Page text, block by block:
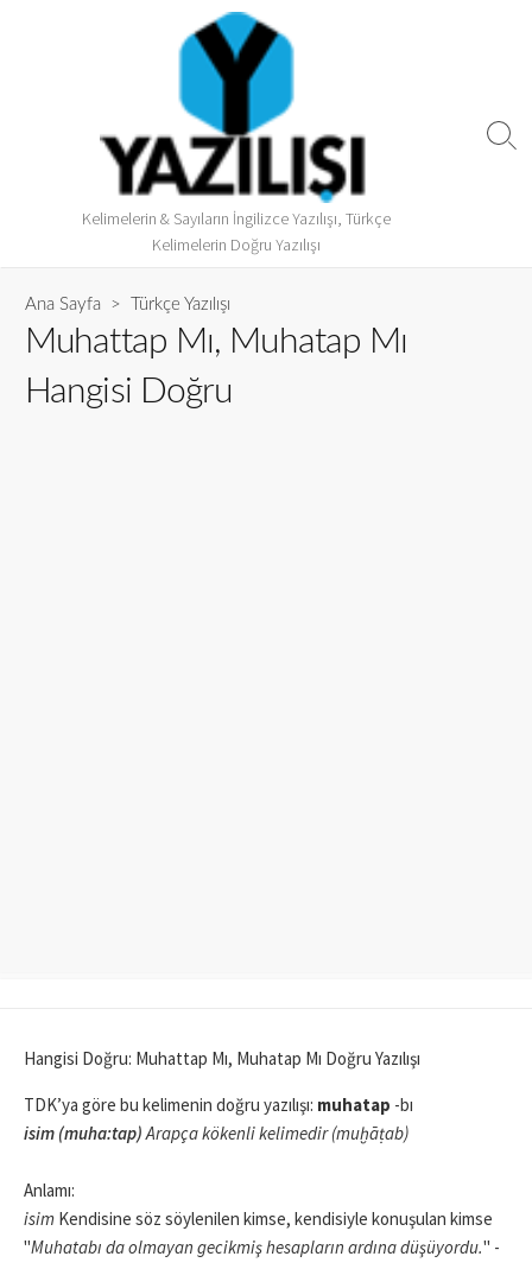
Kelimelerin & Sayıların İngilizce Yazılışı, Türkçe
Kelimelerin Doğru Yazılışı
Ana Sayfa > Türkçe Yazılışı
Muhattap Mı, Muhatap Mı
Hangisi Doğru
Hangisi Doğru: Muhattap Mı, Muhatap Mı Doğru Yazılışı
TDK’ya göre bu kelimenin doğru yazılışı: muhatap -bı
isim (muha:tap)Arapça kökenli kelimedir (muḫāṭab)
Anlamı:
isim Kendisine söz söylenilen kimse, kendisiyle konuşulan kimse
"Muhatabı da olmayan gecikmiş hesapların ardına düşüyordu." -